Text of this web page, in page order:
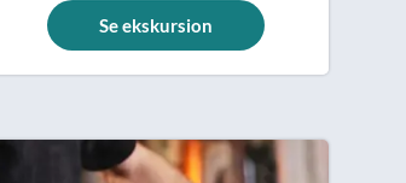
Se ekskursion